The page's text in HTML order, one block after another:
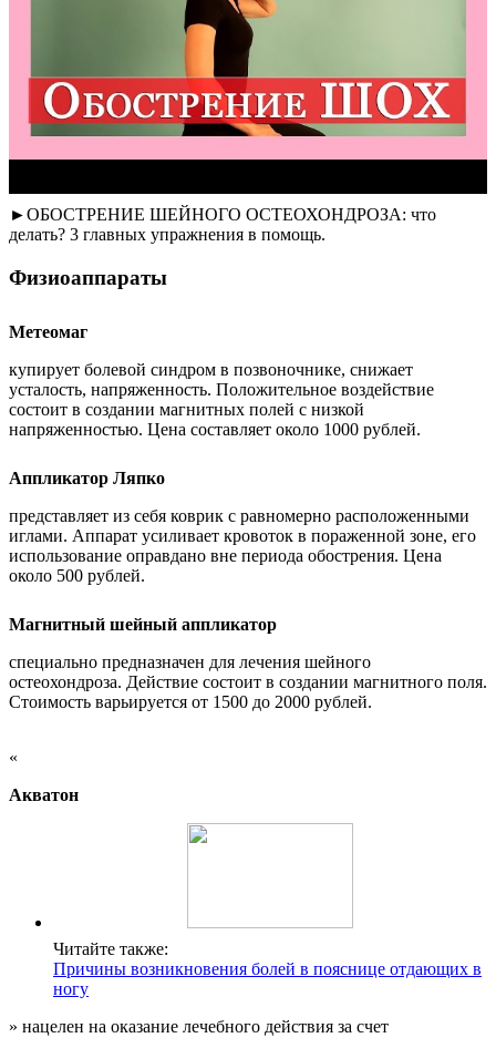
►ОБОСТРЕНИЕ ШЕЙНОГО ОСТЕОХОНДРОЗА: что
делать? 3 главных упражнения в помощь.
Физиоаппараты
Метеомаг
купирует болевой синдром в позвоночнике, снижает
усталость, напряженность. Положительное воздействие
состоит в создании магнитных полей с низкой
напряженностью. Цена составляет около 1000 рублей.
Аппликатор Ляпко
представляет из себя коврик с равномерно расположенными
иглами. Аппарат усиливает кровоток в пораженной зоне, его
использование оправдано вне периода обострения. Цена
около 500 рублей.
Магнитный шейный аппликатор
специально предназначен для лечения шейного
остеохондроза. Действие состоит в создании магнитного поля.
Стоимость варьируется от 1500 до 2000 рублей.
«
Акватон
Читайте также:
Причины возникновения болей в пояснице отдающих в
ногу
» нацелен на оказание лечебного действия за счет